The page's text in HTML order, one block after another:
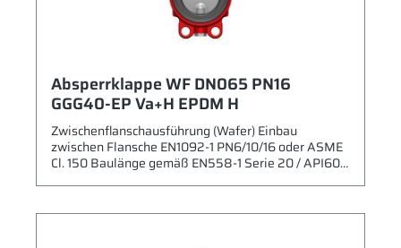
Absperrklappe WF DN065 PN16
GGG40-EP Va+H EPDM H
Zwischenflanschausführung (Wafer) Einbau
zwischen Flansche EN1092-1 PN6/10/16 oder ASME
Cl. 150 Baulänge gemäß EN558-1 Serie 20 / API609
2002 Scheibe: Edelstahl 1.4408 (CF8M) + Halar